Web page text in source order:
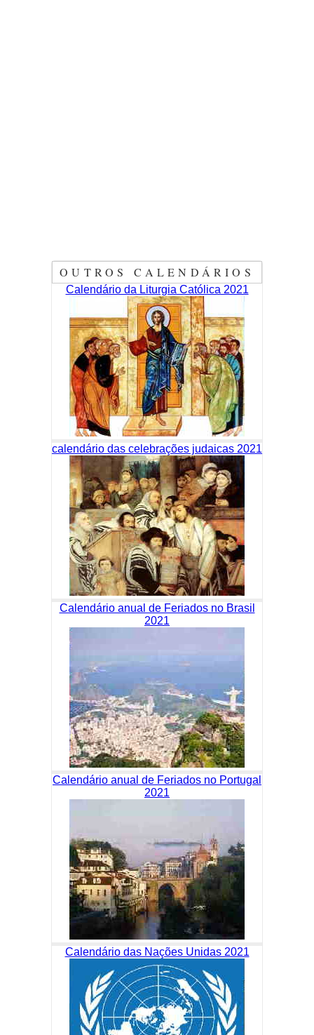
OUTROS CALENDÁRIOS
Calendário da Liturgia Católica 2021
calendário das celebrações judaicas 2021
Calendário anual de Feriados no Brasil
2021
Calendário anual de Feriados no Portugal
2021
Calendário das Nações Unidas 2021